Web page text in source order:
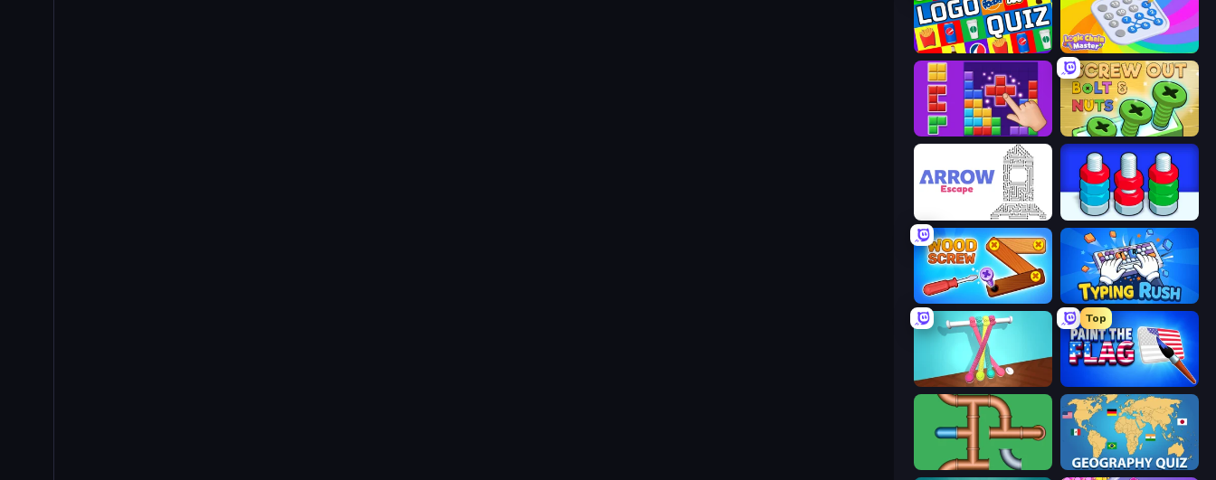
Logo Quiz: Game World Trivia Logic Chain Master
BlockBuster Puzzle Screw Out: Bolts and Nuts
Arrow Escape
Wood Screw: Bolts Puzzle Typing Rush
Tangle Master
Top
Paint the Flag
Plumber Pipe Out Geography Quiz: Flags and Capitals